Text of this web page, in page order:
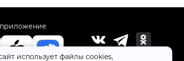
использует файлы cookies,
приложение